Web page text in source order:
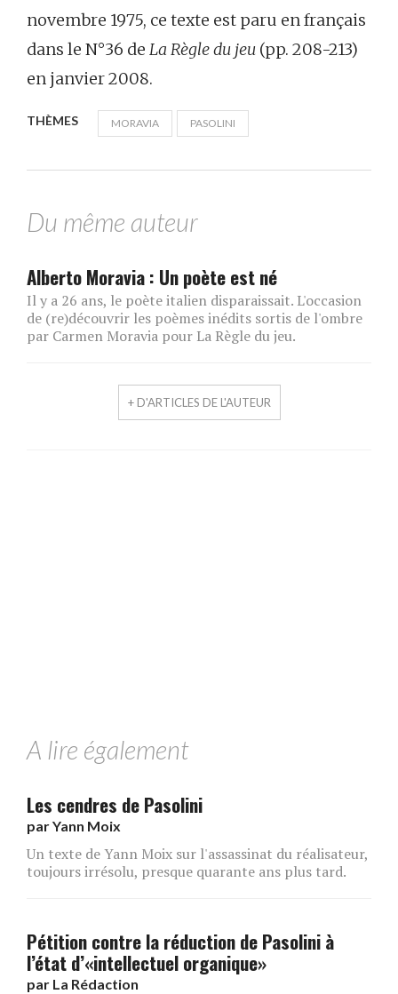
novembre 1975, ce texte est paru en français
dans le N°36 de La Règle du jeu (pp. 208-213)
en janvier 2008.
THÈMES MORAVIA PASOLINI
Du même auteur
Alberto Moravia : Un poète est né
Il y a 26 ans, le poète italien disparaissait. L'occasion
de (re)découvrir les poèmes inédits sortis de l'ombre
par Carmen Moravia pour La Règle du jeu.
+ D'ARTICLES DE L'AUTEUR
A lire également
Les cendres de Pasolini
parYann Moix
Un texte de Yann Moix sur l'assassinat du réalisateur,
toujours irrésolu, presque quarante ans plus tard.
Pétition contre la réduction de Pasolini à
l’état d’«intellectuel organique»
par La Rédaction